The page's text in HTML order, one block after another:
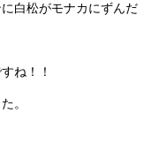
白松がモナカにずんだ
ね！！
。